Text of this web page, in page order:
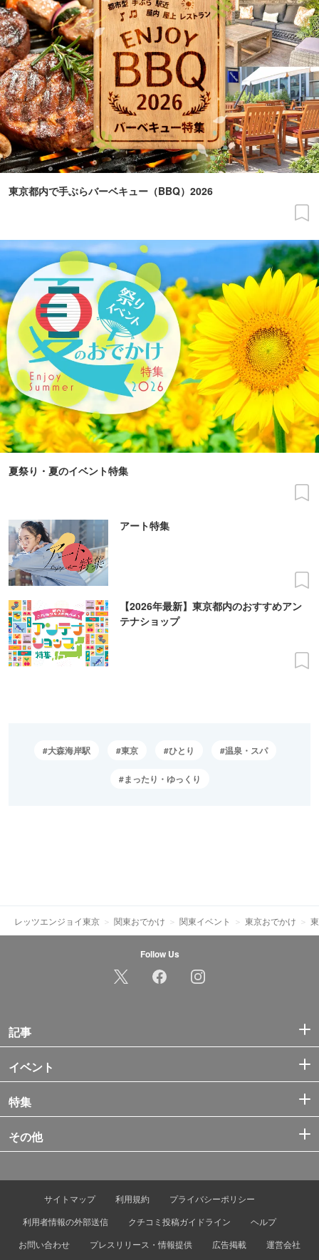
東京都内で手ぶらバーベキュー（BBQ）2026
夏祭り・夏のイベント特集
アート特集
【2026年最新】東京都内のおすすめアン
テナショップ
大森海岸駅 東京 ひとり 温泉・スパ
まったり・ゆっくり
レッツエンジョイ東京 関東おでかけ 関東イベント 東京おでかけ
Follow Us
記事
イベント
特集
その他
サイトマップ 利用規約
プライバシーポリシー
利用者情報の外部送信
クチコミ投稿ガイドライン
ヘルプ
お問い合わせ
プレスリリース・情報提供 広告掲載 運営会社